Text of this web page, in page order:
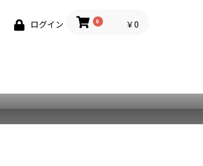
ログイン 0 ￥0